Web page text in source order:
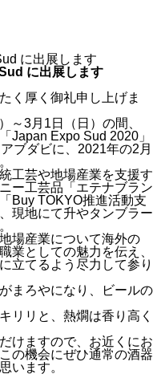
に出展します
に出展します
く厚く御礼申し上げま
～3月1日（日）の間、
Japan Expo Sud 2020」
ブダビに、2021年の2月
工芸や地場産業を支援す
ー工芸品「エテナブラン
Buy TOKYO推進活動支
現地にて升やタンブラー
場産業について海外の
業としての魅力を伝え、
立てるよう尽力して参り
まろやになり、ビールの
リリと、熱燗は香り高く
けますので、お近くにお
の機会にぜひ通常の酒器
います。